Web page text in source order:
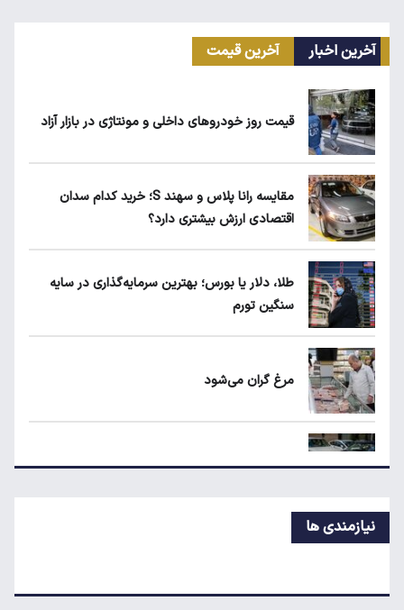
ابلاغیه جدید وزارت کار؛ چه کسانی از فهرست
کیا اسپورتیج ۲۰۲۵ در ایران ارزش خرید دارد؟
۱۹۰ واحد مسکن استیجاری آماده واگذاری به
آخرین اخبار آخرین قیمت
قیمت روز خودروهای داخلی و مونتاژی در بازار آزاد
مقایسه رانا پلاس و سهند S؛ خرید کدام سدان
اقتصادی ارزش بیشتری دارد؟
طلا، دلار یا بورس؛ بهترین سرمایه‌گذاری در سایه
سنگین تورم
مرغ گران می‌شود
ریزش قیمت خودرو چقدر احتمال دارد؟
نیازمندی ها